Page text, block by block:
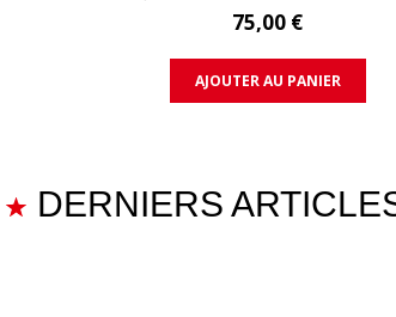
75,00 €
AJOUTER AU PANIER
DERNIERS